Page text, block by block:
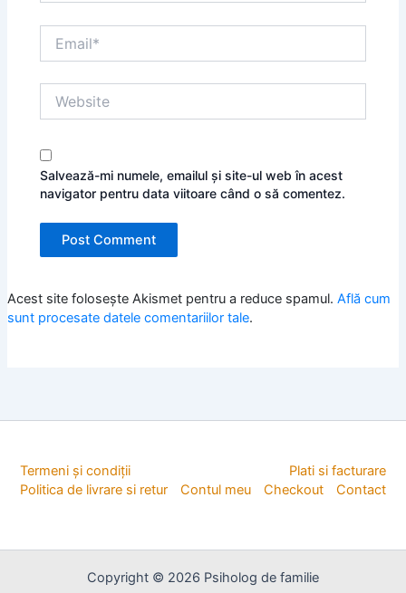
Salvează-mi numele, emailul și site-ul web în acest
navigator pentru data viitoare când o să comentez.
Acest site folosește Akismet pentru a reduce spamul. Află cum
sunt procesate datele comentariilor tale.
Termeni și condiții
Plati si facturare
Politica de livrare si retur
Contul meu Checkout Contact
Copyright © 2026 Psiholog de familie